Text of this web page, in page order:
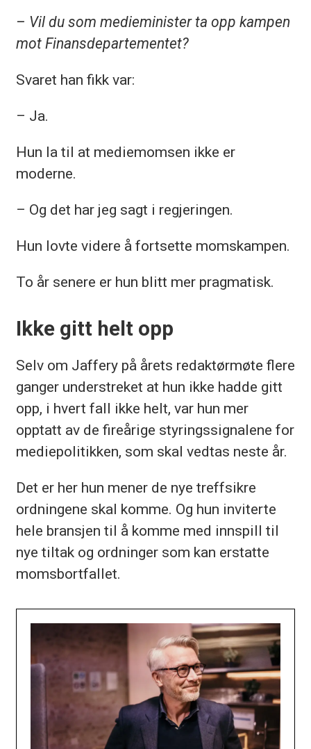
– Vil du som medieminister ta opp kampen
mot Finansdepartementet?
Svaret han fikk var:
– Ja.
Hun la til at mediemomsen ikke er
moderne.
– Og det har jeg sagt i regjeringen.
Hun lovte videre å fortsette momskampen.
To år senere er hun blitt mer pragmatisk.
Ikke gitt helt opp
Selv om Jaffery på årets redaktørmøte flere
ganger understreket at hun ikke hadde gitt
opp, i hvert fall ikke helt, var hun mer
opptatt av de fireårige styringssignalene for
mediepolitikken, som skal vedtas neste år.
Det er her hun mener de nye treffsikre
ordningene skal komme. Og hun inviterte
hele bransjen til å komme med innspill til
nye tiltak og ordninger som kan erstatte
momsbortfallet.